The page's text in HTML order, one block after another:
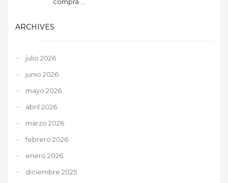
ARCHIVES
julio 2026
junio 2026
mayo 2026
abril 2026
marzo 2026
febrero 2026
enero 2026
diciembre 2025